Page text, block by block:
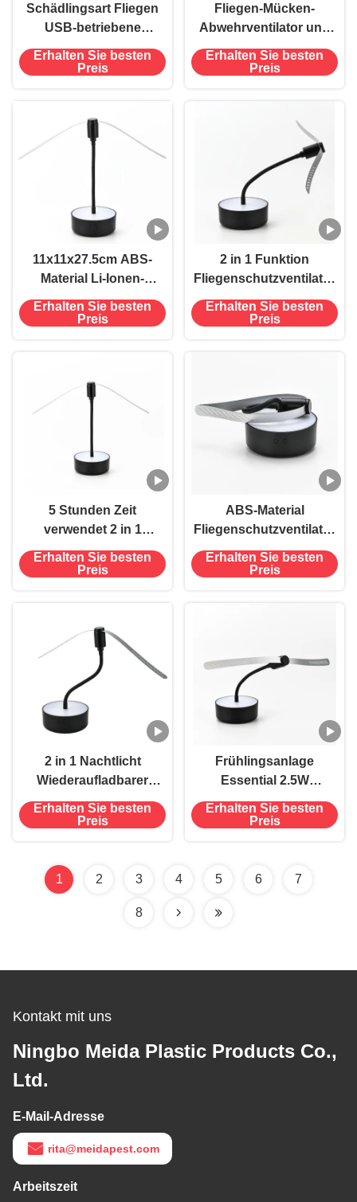
Schädlingsart Fliegen
USB-betriebene
Klapphals hängende
Insekten
Erhalten Sie besten
Preis
Fliegen-Mücken-
Abwehrventilator und
Nachtlicht mit Li-Ionen-
Batterie 2 in 1 Funktion
Erhalten Sie besten
Preis
11x11x27.5cm ABS-
Material Li-Ionen-
Batterie 2 in 1 Fliegen-
Mücken-
Erhalten Sie besten
Preis
2 in 1 Funktion
Fliegenschutzventilator
Nachtlicht für Zuhause
Batteriebetrieb
Erhalten Sie besten
Preis
5 Stunden Zeit
verwendet 2 in 1
Fliegenabwehrventilator
mit Nachtlicht Bequem
Erhalten Sie besten
Preis
ABS-Material
Fliegenschutzventilator
mit Nachtlicht
Erhalten Sie besten
Preis
2 in 1 Nachtlicht
Wiederaufladbarer
Fliegenabwehrventilator
mit flexiblem
Erhalten Sie besten
Preis
Frühlingsanlage
Essential 2.5W
Fliegenabwehrventilator
mit Nachtlicht und
Erhalten Sie besten
Preis
1 2 3 4 5 6 7
8
Kontakt mit uns
Ningbo Meida Plastic Products Co.,
Ltd.
E-Mail-Adresse
rita@meidapest.com
Arbeitszeit